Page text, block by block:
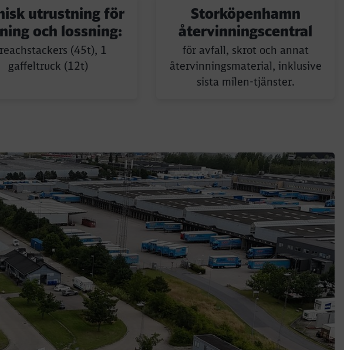
tillbaka utrustning för
och lossning:
(45t), 1
gaffeltruck (12t)
Storköpenhamn
återvinningscentral
för avfall, skrot och annat
återvinningsmaterial, inklusive
sista milen-tjänster.